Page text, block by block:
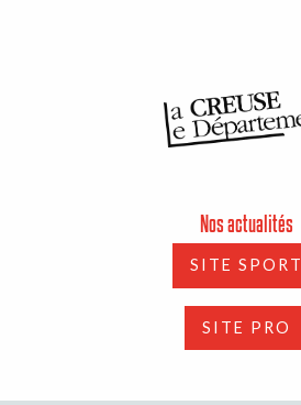
Nos actualités
SITE SPORT
SITE PRO